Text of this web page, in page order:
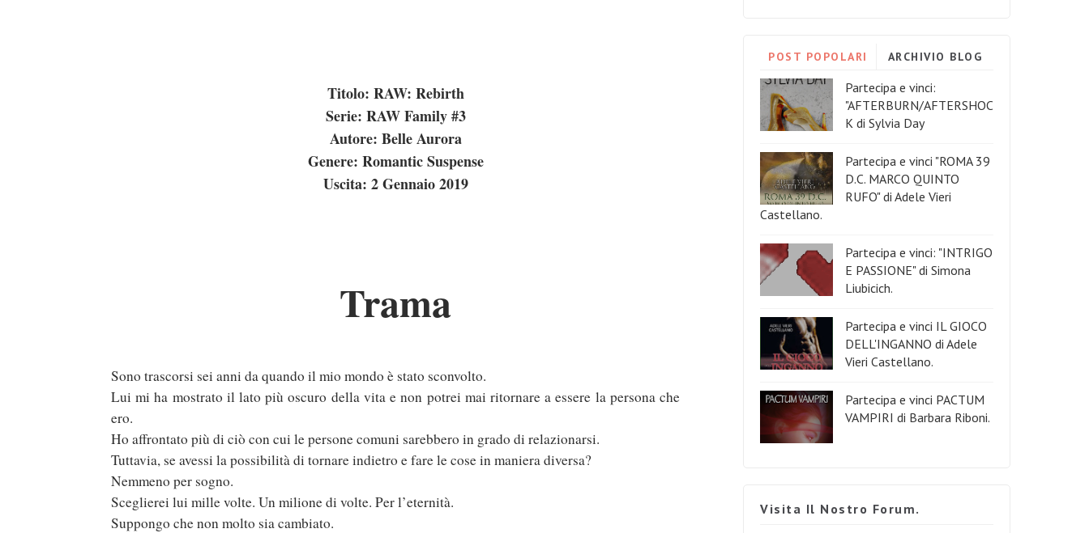
Titolo: RAW: Rebirth
Serie: RAW Family #3
Autore: Belle Aurora
Genere: Romantic Suspense
Uscita: 2 Gennaio 2019
Trama
Sono trascorsi sei anni da quando il mio mondo è stato sconvolto.
Lui mi ha mostrato il lato più oscuro della vita e non potrei mai ritornare a essere la persona che
ero.
Ho affrontato più di ciò con cui le persone comuni sarebbero in grado di relazionarsi.
Tuttavia, se avessi la possibilità di tornare indietro e fare le cose in maniera diversa?
Nemmeno per sogno.
Sceglierei lui mille volte. Un milione di volte. Per l’eternità.
Suppongo che non molto sia cambiato.
POST POPOLARI ARCHIVIO BLOG
Partecipa e vinci:
"AFTERBURN/AFTERSHOC
K di Sylvia Day
Partecipa e vinci "ROMA 39
D.C. MARCO QUINTO
RUFO" di Adele Vieri
Castellano.
Partecipa e vinci: "INTRIGO
E PASSIONE" di Simona
Liubicich.
Partecipa e vinci IL GIOCO
DELL'INGANNO di Adele
Vieri Castellano.
Partecipa e vinci PACTUM
VAMPIRI di Barbara Riboni.
Visita Il Nostro Forum.